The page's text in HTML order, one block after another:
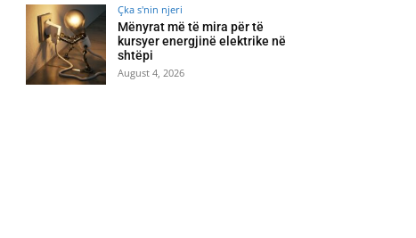
Çka s'nin njeri
Mënyrat më të mira për të
kursyer energjinë elektrike në
shtëpi
August 4, 2026